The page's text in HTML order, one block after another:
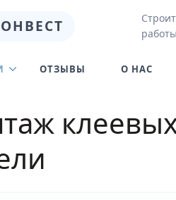
ОТЗЫВЫ О НАС